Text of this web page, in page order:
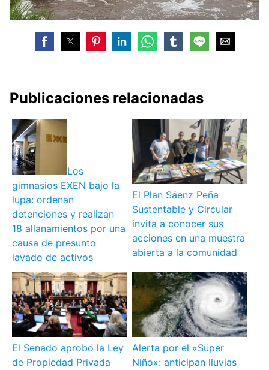
Publicaciones relacionadas
Los
gimnasios EXEN bajo la
lupa: ordenan
detenciones y realizan
18 allanamientos por una
causa de presunto
lavado de activos
El Plan Sáenz Peña
Sustentable y Circular
invita a conocer sus
acciones en una muestra
abierta a la comunidad
El Senado aprobó la Ley
de Propiedad Privada
Alerta por el «Súper
Niño»: anticipan lluvias